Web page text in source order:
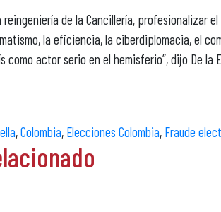
reingeniería de la Cancillería,
la eficiencia, la ciberdiplomacia, el
actor serio en el hemisferio”, dijo De la
,Colombia, Elecciones Colombia, Fraude